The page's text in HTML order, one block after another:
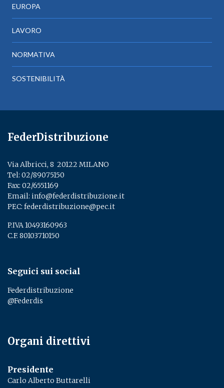
EUROPA
LAVORO
NORMATIVA
SOSTENIBILITÀ
FederDistribuzione
Via Albricci, 8 ­ 20122 MILANO
Tel: 02/89075150
Fax: 02/6551169
Email: info@federdistribuzione.it
PEC: federdistribuzione@pec.it
P.IVA 10493160963
C.F. 80103710150
Seguici sui social
Federdistribuzione
@Federdis
Organi direttivi
Presidente
Carlo Alberto Buttarelli